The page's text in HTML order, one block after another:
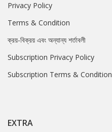
Privacy Policy
Terms & Condition
ক্রয়-বিক্রয় এবং অন্যান্য শর্তাবলী
Subscription Privacy Policy
Subscription Terms & Condition
EXTRA